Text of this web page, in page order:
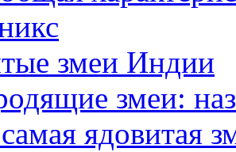
змеи Индии
змеи:
ядовитая